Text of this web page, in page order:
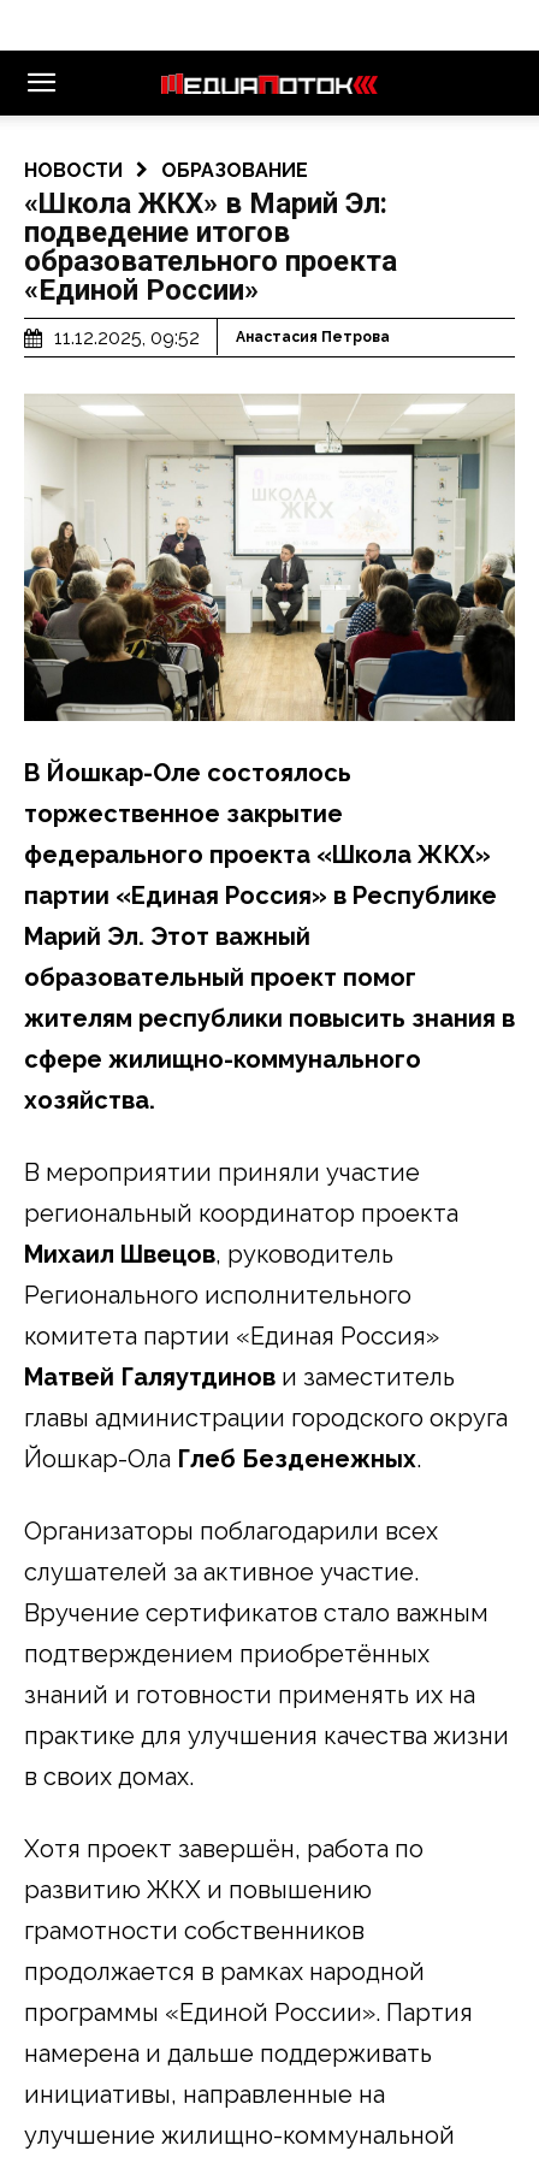
НОВОСТИ ОБРАЗОВАНИЕ
«Школа ЖКХ» в Марий Эл:
подведение итогов
образовательного проекта
«Единой России»
11.12.2025, 09:52 Анастасия Петрова
В Йошкар-Оле состоялось
торжественное закрытие
федерального проекта «Школа ЖКХ»
партии «Единая Россия» в Республике
Марий Эл. Этот важный
образовательный проект помог
жителям республики повысить знания в
сфере жилищно-коммунального
хозяйства.
В мероприятии приняли участие
региональный координатор проекта
Михаил Швецов, руководитель
Регионального исполнительного
комитета партии «Единая Россия»
Матвей Галяутдинов и заместитель
главы администрации городского округа
Йошкар-Ола Глеб Безденежных.
Организаторы поблагодарили всех
слушателей за активное участие.
Вручение сертификатов стало важным
подтверждением приобретённых
знаний и готовности применять их на
практике для улучшения качества жизни
в своих домах.
Хотя проект завершён, работа по
развитию ЖКХ и повышению
грамотности собственников
продолжается в рамках народной
программы «Единой России». Партия
намерена и дальше поддерживать
инициативы, направленные на
улучшение жилищно-коммунальной